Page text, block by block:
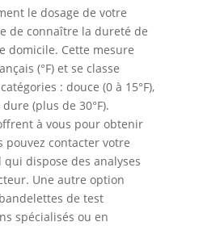
le dosage de votre
de connaître la dureté de
domicile. Cette mesure
(°F) et se classe
: douce (0 à 15°F),
(plus de 30°F).
à vous pour obtenir
pouvez contacter votre
dispose des analyses
Une autre option
de test
spécialisés ou en